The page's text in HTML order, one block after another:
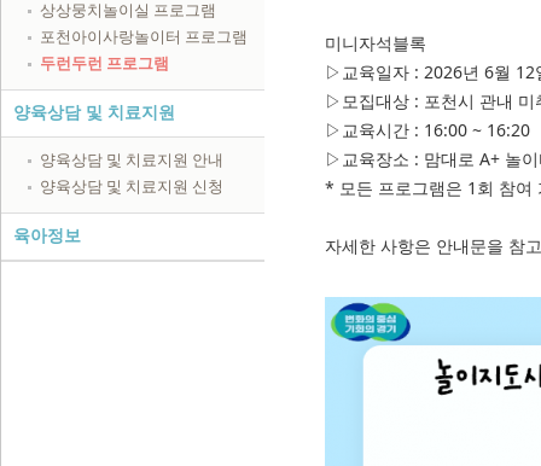
상상뭉치놀이실 프로그램
포천아이사랑놀이터 프로그램
두런두런 프로그램
양육상담 및 치료지원
양육상담 및 치료지원 안내
양육상담 및 치료지원 신청
육아정보
미니자석블록
▷교육일자 : 2026년 6월 12
▷모집대상 : 포천시 관내
▷교육시간 : 16:00 ~ 16:20
▷교육장소 : 맘대로 A+ 놀
* 모든 프로그램은 1회 참여
자세한 사항은 안내문을 참